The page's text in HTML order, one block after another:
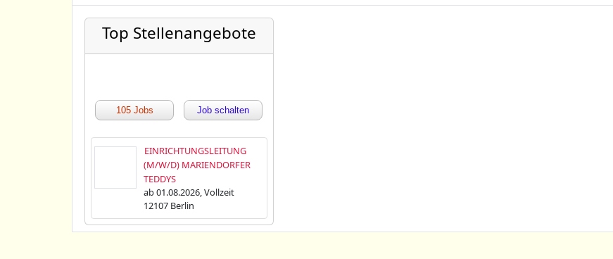
Top Stellenangebote
105 Jobs Job schalten
EINRICHTUNGSLEITUNG
(M/W/D) MARIENDORFER
TEDDYS
ab 01.08.2026, Vollzeit
12107 Berlin